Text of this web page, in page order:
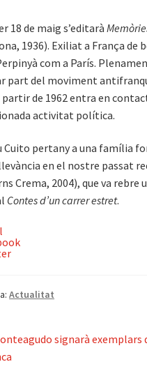
18 de maig s’editarà
1936). Exiliat a França de
com a París.
part del moviment
partir de 1962 entra en
activitat política.
Cuito pertany a una família
en el nostre passat
Crema, 2004), que va
Contes d’un carrer estret.
Actualitat
signarà exemplars